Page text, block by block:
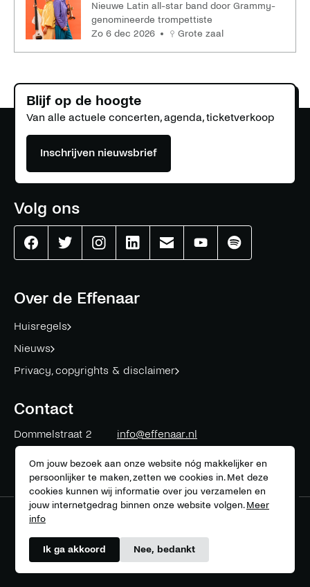
Nieuwe Latin all-star band door Grammy-
genomineerde trompettiste
zo 6 dec 2026
Grote zaal
Over de Effenaar
Huisregels
Nieuws
Privacy, copyrights & disclaimer
Contact
Dommelstraat 2
5611 CK
info@effenaar.nl
Blijf op de hoogte
Van alle actuele concerten, agenda, ticketverkoop
Inschrijven nieuwsbrief
Volg ons
EffenaarEffenaarEffenaarEffenaarEffenaarEffenaarEffenaar
Meer over onze partners
Om jouw bezoek aan onze website nóg makkelijker en
persoonlijker te maken, zetten we cookies in. Met deze
cookies kunnen wij informatie over jou verzamelen en
jouw internetgedrag binnen onze website volgen. Meer
info
Ik ga akkoord Nee, bedankt